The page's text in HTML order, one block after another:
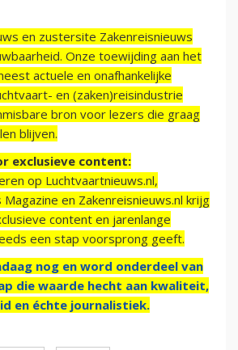
en zustersite Zakenreisnieuws
Onze toewijding aan het
actuele en onafhankelijke
en (zaken)reisindustrie
bron voor lezers die graag
blijven.
exclusieve content:
op Luchtvaartnieuws.nl,
en Zakenreisnieuws.nl krijg
content en jarenlange
een stap voorsprong geeft.
nog en word onderdeel van
die waarde hecht aan kwaliteit,
en échte journalistiek.